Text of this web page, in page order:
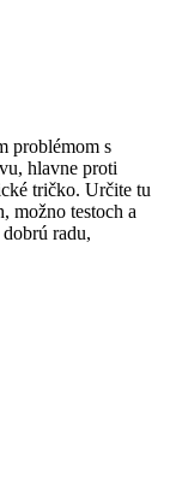
problémom s
hlavne proti
tričko. Určite tu
možno testoch a
radu,